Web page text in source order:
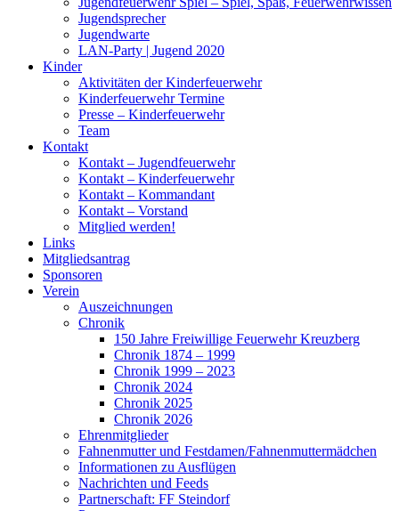
Jugendsprecher
Jugendwarte
LAN-Party | Jugend 2020
Kinder
Aktivitäten der Kinderfeuerwehr
Kinderfeuerwehr Termine
Presse – Kinderfeuerwehr
Team
Kontakt
Kontakt – Jugendfeuerwehr
Kontakt – Kinderfeuerwehr
Kontakt – Kommandant
Kontakt – Vorstand
Mitglied werden!
Links
Mitgliedsantrag
Sponsoren
Verein
Auszeichnungen
Chronik
150 Jahre Freiwillige Feuerwehr Kreuzberg
Chronik 1874 – 1999
Chronik 1999 – 2023
Chronik 2024
Chronik 2025
Chronik 2026
Ehrenmitglieder
Fahnenmutter und Festdamen/Fahnenmuttermädchen
Informationen zu Ausflügen
Nachrichten und Feeds
Partnerschaft: FF Steindorf